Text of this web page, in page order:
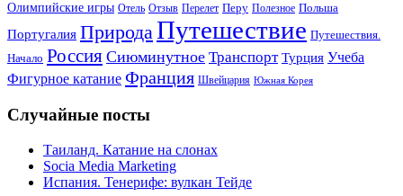
Олимпийские игры Отель Отзыв Перелет Перу Полезное Польша
Португалия ПриродаПутешествие Путешествия.
Начало Россия Сиюминутное Транспорт Турция Учеба
Фигурное катание Франция Швейцария Южная Корея
Случайные посты
Таиланд. Катание на слонах
Socia Media Marketing
Испания. Тенерифе: вулкан Тейде